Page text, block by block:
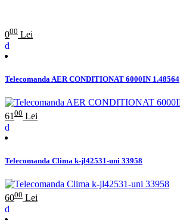
000 Lei
Telecomanda AER CONDITIONAT 6000IN 1.48564
61 00 Lei
Telecomanda Clima k-jl42531-uni 33958
6000 Lei